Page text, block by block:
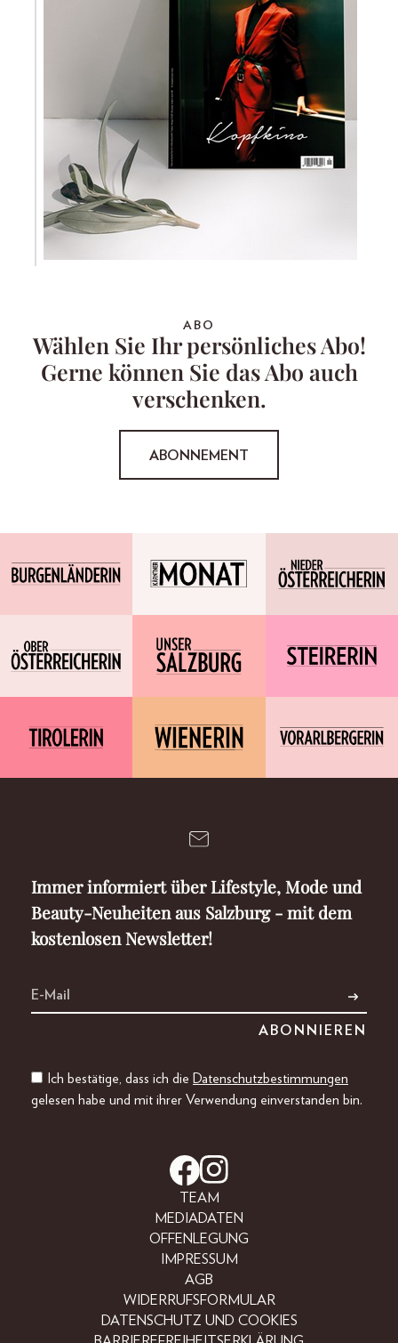
ABO
Wählen Sie Ihr persönliches Abo!
Gerne können Sie das Abo auch
verschenken.
ABONNEMENT
Immer informiert über Lifestyle, Mode und
Beauty-Neuheiten aus Salzburg - mit dem
kostenlosen Newsletter!
Ich bestätige, dass ich die Datenschutzbestimmungen
gelesen habe und mit ihrer Verwendung einverstanden bin.
TEAM
MEDIADATEN
OFFENLEGUNG
IMPRESSUM
AGB
WIDERRUFSFORMULAR
DATENSCHUTZ UND COOKIES